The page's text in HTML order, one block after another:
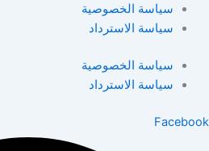
سياسة الخصوصية
سياسة الاسترداد
سياسة الخصوصية
سياسة الاسترداد
Facebook